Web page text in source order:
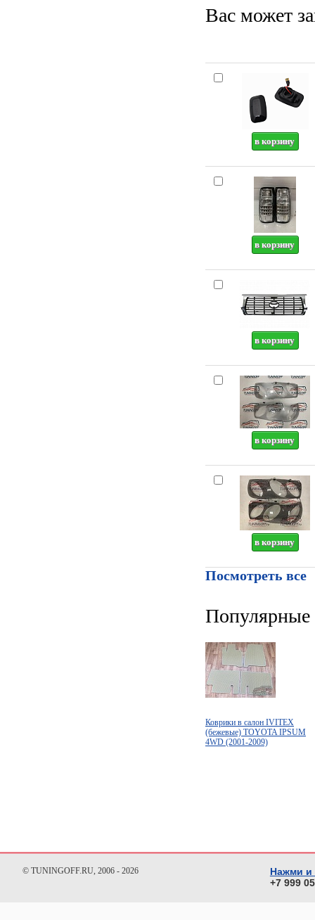
Вас может
Посмотреть все
Популярные
Коврики в салон IVITEX
(бежевые) TOYOTA IPSUM
4WD (2001-2009)
© TUNINGOFF.RU, 2006 - 2026
Нажми и
+7 999